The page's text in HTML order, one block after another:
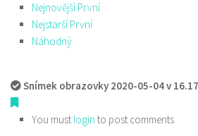
Nejnovější První
Nejstarší První
Náhodný
Snímek obrazovky 2020-05-04 v
You must login to post comments